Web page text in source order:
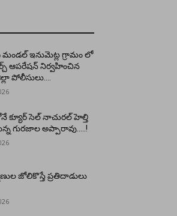
ఇనుమెట్ల గ్రామం లో
ఆపరేషన్ నిర్వహించిన
పోలీసులు….
క్యూర్ సెల్ నాచురల్ హెల్తి
గురజాల అప్పారావు…..!
జోలికొస్తే ప్రతిదాడులు